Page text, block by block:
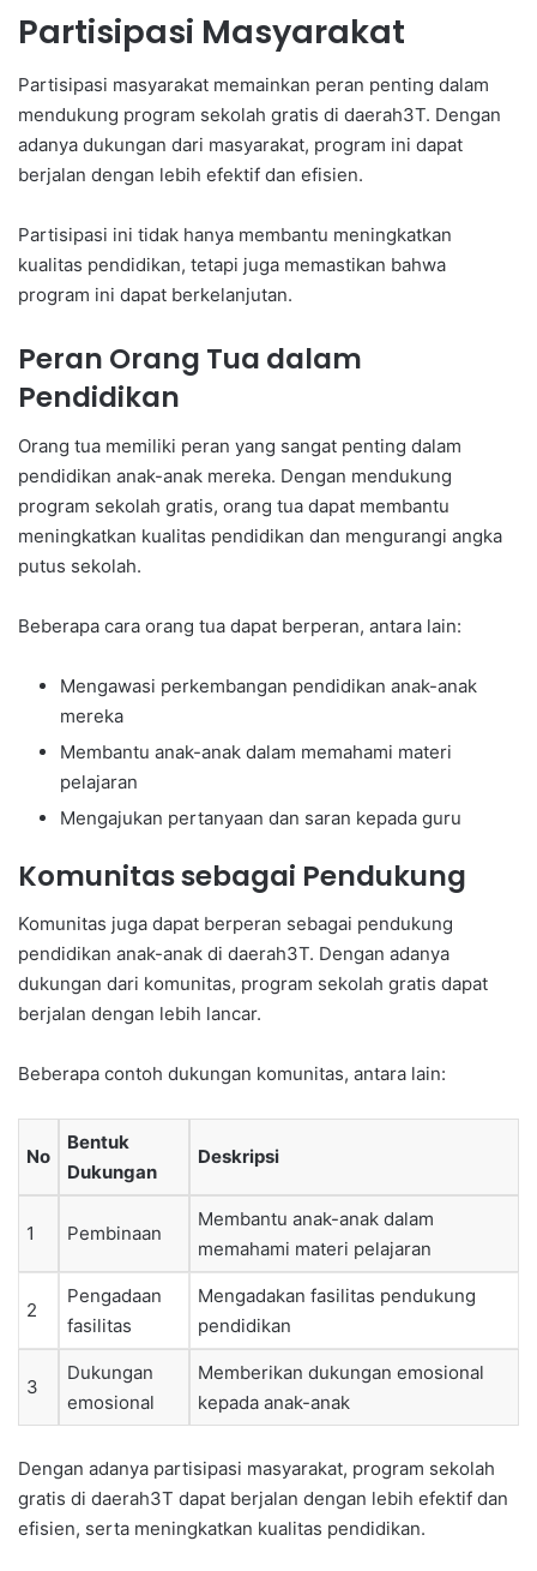
Partisipasi Masyarakat
Partisipasi masyarakat memainkan peran penting dalam
mendukung program sekolah gratis di daerah3T. Dengan
adanya dukungan dari masyarakat, program ini dapat
berjalan dengan lebih efektif dan efisien.
Partisipasi ini tidak hanya membantu meningkatkan
kualitas pendidikan, tetapi juga memastikan bahwa
program ini dapat berkelanjutan.
Peran Orang Tua dalam
Pendidikan
Orang tua memiliki peran yang sangat penting dalam
pendidikan anak-anak mereka. Dengan mendukung
program sekolah gratis, orang tua dapat membantu
meningkatkan kualitas pendidikan dan mengurangi angka
putus sekolah.
Beberapa cara orang tua dapat berperan, antara lain:
Mengawasi perkembangan pendidikan anak-anak
mereka
Membantu anak-anak dalam memahami materi
pelajaran
Mengajukan pertanyaan dan saran kepada guru
Komunitas sebagai Pendukung
Komunitas juga dapat berperan sebagai pendukung
pendidikan anak-anak di daerah3T. Dengan adanya
dukungan dari komunitas, program sekolah gratis dapat
berjalan dengan lebih lancar.
Beberapa contoh dukungan komunitas, antara lain:
No
Bentuk
Dukungan
Deskripsi
1 Pembinaan
Membantu anak-anak dalam
memahami materi pelajaran
2
Pengadaan
fasilitas
Mengadakan fasilitas pendukung
pendidikan
3
Dukungan
emosional
Memberikan dukungan emosional
kepada anak-anak
Dengan adanya partisipasi masyarakat, program sekolah
gratis di daerah3T dapat berjalan dengan lebih efektif dan
efisien, serta meningkatkan kualitas pendidikan.